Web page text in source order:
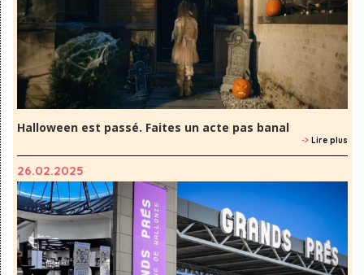
Halloween est passé. Faites un acte pas banal
-> Lire plus
26.02.2025